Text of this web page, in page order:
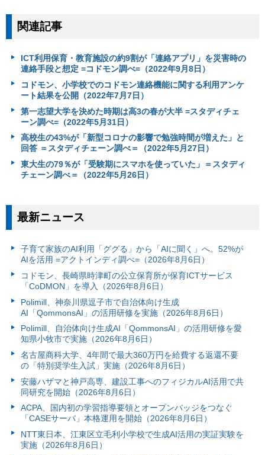
関連記事
ICT利用保育・教育施設の約9割が「連絡アプリ」を災害時の
連絡手段と想定 =コドモン調べ=（2022年9月8日）
コドモン、小学校でのコドモン連絡機能に関する利用アンケ
ート結果を公開（2022年7月7日）
第一志望大学を決めた時期は高3の春が大半 =スタディチェ
ーン調べ=（2022年5月31日）
高校生の43%が「新型コロナの影響で勉強時間が増えた」と
回答 ＝スタディチェーン調べ＝（2022年5月27日）
東大生の79％が「受験期にスマホを使っていた」＝スタディ
チェーン調べ＝（2022年5月26日）
最新ニュース
子育て家族のAI利用「ググる」から「AIに聞く」へ。52%が
AIを活用 =アクトインディ調べ=（2026年8月6日）
コドモン、長崎県時津町の公立保育所が保育ICTサービス
「CoDMON」を導入（2026年8月6日）
Polimill、神奈川県逗子市で自治体向け生成
AI「QommonsAI」の活用研修を実施（2026年8月6日）
Polimill、自治体向け生成AI「QommonsAI」の活用研修を愛
知県小牧市で実施（2026年8月6日）
名古屋商科大学、4年間で最大360万円を給費する返還不要
の「特別奨学生入試」実施（2026年8月6日）
安藤ハザマと神戸高専、建設工事へのフィジカルAI活用で共
同研究を開始（2026年8月6日）
ACPA、国内初の学習指導要領とオープンバッジをつなぐ
「CASEサーバ」本格運用を開始（2026年8月6日）
NTT東日本、江東区立毛利小学校で生成AI活用の実証実験を
実施（2026年8月6日）